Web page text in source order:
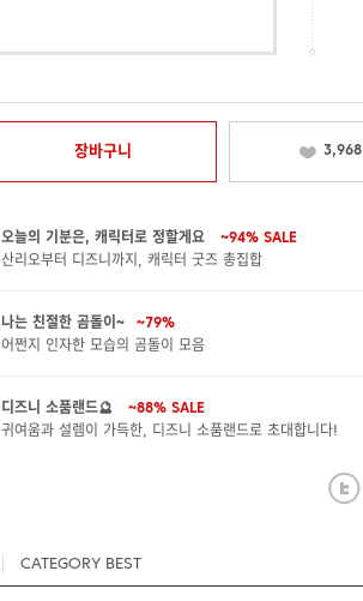
장바구니 3,968
오늘의 기분은, 캐릭터로 정할게요 ~94% SALE
산리오부터 디즈니까지, 캐릭터 굿즈 총집합
나는 친절한 곰돌이~
~79%
어쩐지 인자한 모습의 곰돌이 모음
디즈니 소품랜드🔮 ~88% SALE
귀여움과 설렘이 가득한, 디즈니 소품랜드로 초대합니다!
CATEGORY BEST